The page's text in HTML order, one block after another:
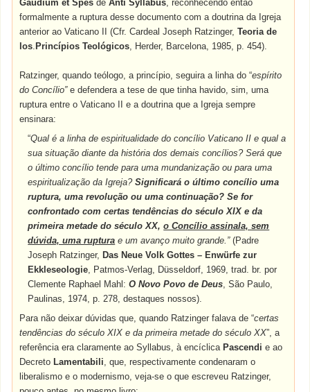
Gaudium et Spes deAnti Syllabus, reconhecendo então
formalmente a ruptura desse documento com a doutrina da Igreja
anterior ao Vaticano II (Cfr. Cardeal Joseph Ratzinger, Teoria de
los. Princípios Teológicos, Herder, Barcelona, 1985, p. 454).
Ratzinger, quando teólogo, a princípio, seguira a linha do “espírito
do Concílio”e defendera a tese de que tinha havido, sim, uma
ruptura entre o Vaticano II e a doutrina que a Igreja sempre
ensinara:
“Qual é a linha de espiritualidade do concílio Vaticano II e qual a
sua situação diante da história dos demais concílios? Será que
o último concílio tende para uma mundanização ou para uma
espiritualização da Igreja?Significará o último concílio uma
ruptura, uma revolução ou uma continuação? Se for
confrontado com certas tendências do século XIX e da
primeira metade do século XX,o Concílio assinala, sem
dúvida, uma ruptura e um avanço muito grande.”(Padre
Joseph Ratzinger, Das Neue Volk Gottes – Enwürfe zur
Ekkleseologie, Patmos-Verlag, Düsseldorf, 1969, trad. br. por
Clemente Raphael Mahl:O Novo Povo de Deus, São Paulo,
Paulinas, 1974, p. 278, destaques nossos).
Para não deixar dúvidas que, quando Ratzinger falava de “certas
tendências do século XIX e da primeira metade do século XX”, a
referência era claramente ao Syllabus, à encíclica Pascendi e ao
Decreto Lamentabili, que, respectivamente condenaram o
liberalismo e o modernismo, veja-se o que escreveu Ratzinger,